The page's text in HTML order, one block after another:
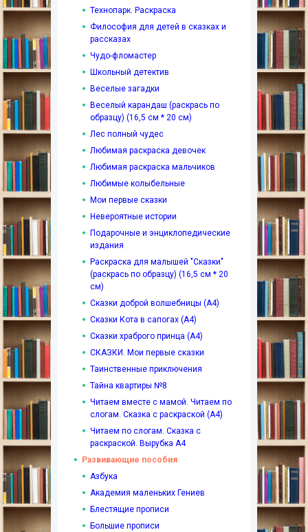
Технопарк. Раскраска
Философия для детей в сказках и
рассказах
Чудо-фломастер
Школьный детектив
Веселые загадки
Веселый карандаш (раскрась по
образцу) (16,5 см * 20 см)
Лес полный чудес
Любимая раскраска девочек
Любимая раскраска мальчиков
Любимые колыбельные
Мои первые сказки
Невероятные истории
Подарочные и энциклопедические
издания
Раскраска для малышей "Сказки"
(раскрась по образцу) (16,5 см * 20
см)
Сказки доброй волшебницы (А4)
Сказки Кота в сапогах (А4)
Сказки храброго принца (А4)
СКАЗКИ. Мои первые сказки
Таинственные приключения
Тайна квартиры №8
Читаем вместе с мамой. Читаем по
слогам. Сказка с раскраской (А4)
Читаем по слогам. Сказка с
раскраской. Вырубка А4
Развивающие пособия
Азбука
Академия маленьких Гениев
Блестящие прописи
Большие прописи